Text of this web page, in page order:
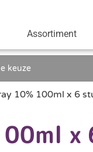
Assortiment
keuze
10% 100ml x 6
x